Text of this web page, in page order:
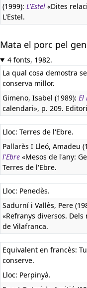
(1999): L'Estel «Dites
L'Estel.
Mata el porc pel
4 fonts, 1982.
La qual cosa demostra
conserva millor.
Gimeno, Isabel (1989): El
calendari», p. 209.
Lloc: Terres de l'Ebre.
Pallarès I Lleó, Amadeu
l'Ebre «Mesos de l'any:
Terres de l'Ebre.
Lloc: Penedès.
Sadurní i Vallès, Pere
«Refranys diversos. Dels
de Vilafranca.
Equivalent en francès:
conserve.
Lloc: Perpinyà.